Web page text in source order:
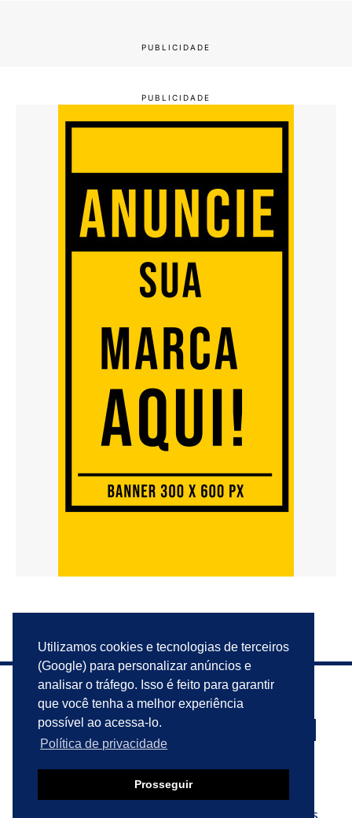
Utilizamos cookies e tecnologias de terceiros
(Google) para personalizar anúncios e
analisar o tráfego. Isso é feito para garantir
que você tenha a melhor experiência
possível ao acessa-lo.
Política de privacidade
Prosseguir
PRIVACIDADE ANUNCIE